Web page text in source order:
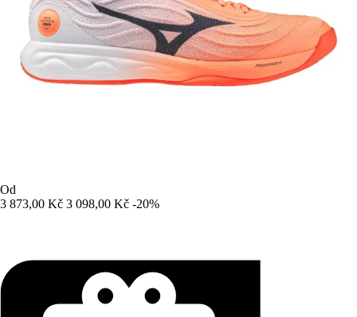
Od
3 873,00 Kč 3 098,00 Kč -20%